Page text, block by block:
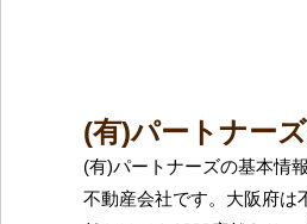
(有)パートナー
(有)パートナーズの基本情
不動産会社です。大阪府は